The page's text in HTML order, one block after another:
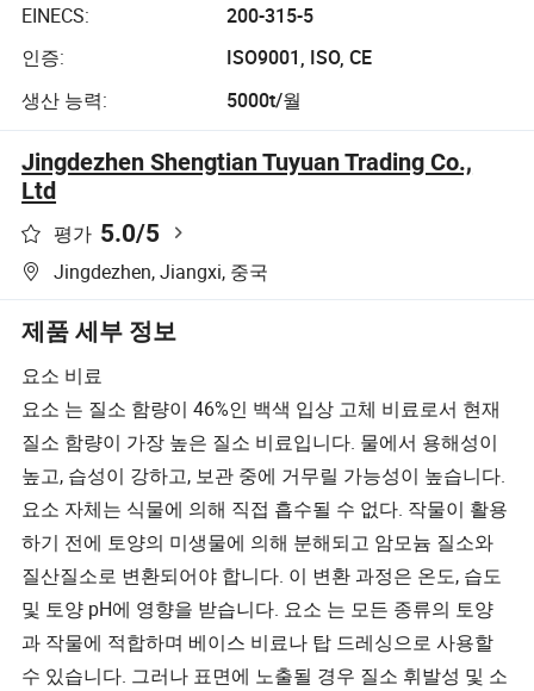
EINECS:
200-315-5
인증:
ISO9001, ISO, CE
생산 능력:
5000t/월
Jingdezhen Shengtian Tuyuan Trading Co.,
Ltd
평가 5.0/5
Jingdezhen, Jiangxi, 중국
제품 세부 정보
요소 비료
요소 는 질소 함량이 46%인 백색 입상 고체 비료로서 현재
질소 함량이 가장 높은 질소 비료입니다. 물에서 용해성이
높고, 습성이 강하고, 보관 중에 거무릴 가능성이 높습니다.
요소 자체는 식물에 의해 직접 흡수될 수 없다. 작물이 활용
하기 전에 토양의 미생물에 의해 분해되고 암모늄 질소와
질산질소로 변환되어야 합니다. 이 변환 과정은 온도, 습도
및 토양 pH에 영향을 받습니다. 요소 는 모든 종류의 토양
과 작물에 적합하며 베이스 비료나 탑 드레싱으로 사용할
수 있습니다. 그러나 표면에 노출될 경우 질소 휘발성 및 소